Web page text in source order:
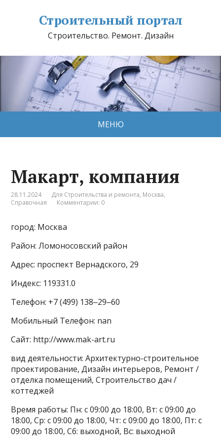
Строительный портал
Строительство. Ремонт. Дизайн
МЕНЮ
Макарт, компания
28.11.2024 Для Строительства и ремонта, Москва,
Справочная
Комментарии: 0
город: Москва
Район: Ломоносовский район
Адрес: проспект Вернадского, 29
Индекс: 119331.0
Телефон: +7 (499) 138‒29‒60
Мобильный Телефон: nan
Сайт: http://www.mak-art.ru
вид деятельности: Архитектурно-строительное
проектирование, Дизайн интерьеров, Ремонт /
отделка помещений, Строительство дач /
коттеджей
Время работы: Пн: с 09:00 до 18:00, Вт: с 09:00 до
18:00, Ср: с 09:00 до 18:00, Чт: с 09:00 до 18:00, Пт: с
09:00 до 18:00, Сб: выходной, Вс: выходной